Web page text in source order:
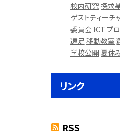
校内研究探求
ゲストティーチ
委員会 ICT プ
遠足 移動教室
学校公開 夏休
リンク
RSS